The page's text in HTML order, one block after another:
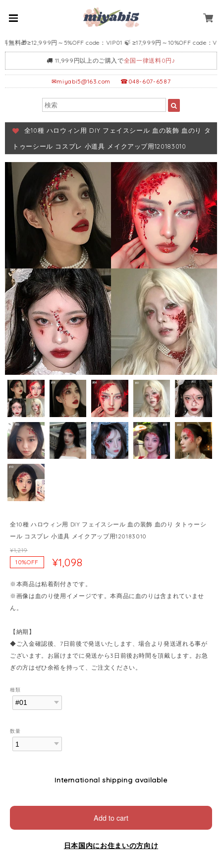
🎁≥12,999円～5%OFF code：VIP01 🍃 ≥17,999円～10%OFF code：VIP02
11,999円以上のご購入で全国一律送料0円♪
✉miyabi5@163.com ☎048-607-6587
全10種 ハロウィン用 DIY フェイスシール 血の装飾 血のり タ
トゥーシール コスプレ 小道具 メイクアップ用120183010
全10種 ハロウィン用 DIY フェイスシール 血の装飾 血のり タトゥーシ
ール コスプレ 小道具 メイクアップ用120183010
¥1,219
10%OFF
¥1,098
※本商品は粘着剤付きです。
※画像は血のり使用イメージです。本商品に血のりは含まれていませ
ん。
【納期】
◆ご入金確認後、7日前後で発送いたします、場合より発送遅れる事が
ございます。お届けまでに発送から3日前後お時間を頂戴します。お急
ぎの方はぜひ余裕を持って、ご注文ください。
種類
数量
International shipping available
Add to cart
日本国内にお住まいの方向け